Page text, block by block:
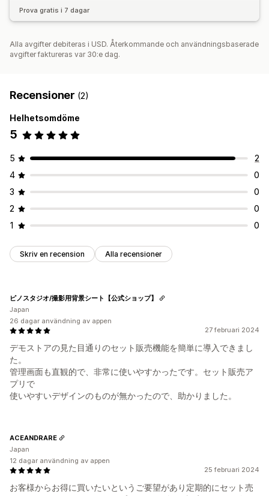
Prova gratis i 7 dagar
Alla avgifter debiteras i USD. Återkommande och användningsbaserade
avgifter faktureras var 30:e dag.
Recensioner (2)
Helhetsomdöme
5
5
2
4
0
3
0
2
0
1
0
Skriv en recension Alla recensioner
27 februari 2024
デモストアの見た目通りのセット販売機能を簡単に導入できまし
た。
管理画面も直観的で、非常に使いやすかったです。セット販売ア
プリで
使いやすいデザインのものが無かったので、助かりました。
ピノスタジオ/撮影用背景シート【公式ショップ】
Japan
26 dagar användning av appen
25 februari 2024
お客様からお得に買いたいというご要望があり定期的にセット売
ACEANDRARE
Japan
12 dagar användning av appen